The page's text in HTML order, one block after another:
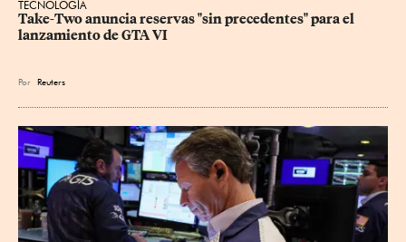
TECNOLOGÍA
Take-Two anuncia reservas "sin precedentes" para el
lanzamiento de GTA VI
Por Reuters